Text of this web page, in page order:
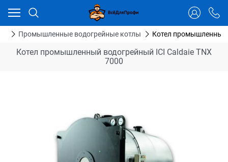
Промышленные водогрейные котлы Котел промышленный
Котел промышленный водогрейный ICI Caldaie TNX
7000
Ваш город - Тюмень,
угадали?
ДА НЕТ